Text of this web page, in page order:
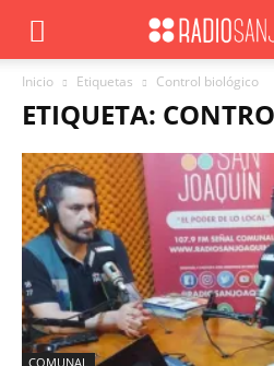
Inicio Etiquetas Control biológico
ETIQUETA:
COMUNAL